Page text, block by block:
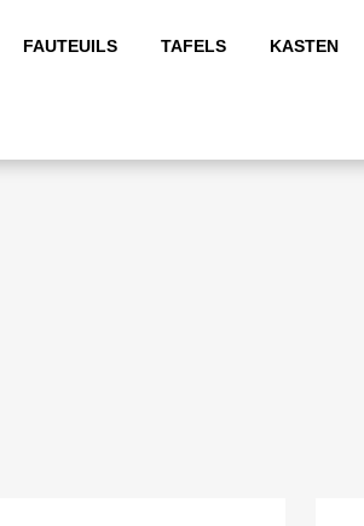
FAUTEUILS TAFELS KASTEN